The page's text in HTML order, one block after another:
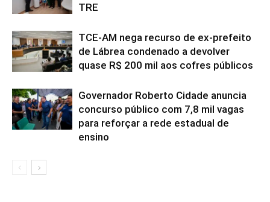
TRE
TCE-AM nega recurso de ex-prefeito
de Lábrea condenado a devolver
quase R$ 200 mil aos cofres públicos
Governador Roberto Cidade anuncia
concurso público com 7,8 mil vagas
para reforçar a rede estadual de
ensino